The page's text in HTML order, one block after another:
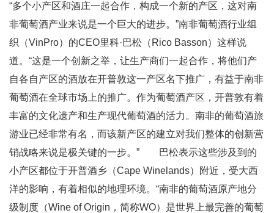
“多个小产区和酒庄一起合作，构成一个新的产区，这对南
非葡萄酒产业来说是一个巨大的进步。”南非葡萄酒行业组
织（VinPro）的CEO里科·巴松（Rico Basson）这样说
道。“这是一个创新之举，让生产商们一起合作，将他们产
自各自产区的酒放在开普敦这一产区名下推广，有益于南非
葡萄酒在全球市场上的推广。作为葡萄酒产区，开普敦有着
丰富的文化遗产和生产现代葡萄酒的活力。南非的葡萄酒旅
游业已经非常有名，而该新产区的建立对我们整体的创新营
销战略来说是极关键的一步。” 巴松表示这些涉及到的
小产区都位于开普酒乡（Cape Winelands）附近，受大西
洋的影响，有着相似的地理环境。“南非的葡萄酒原产地分
级制度（Wine of Origin，简称WO）是世界上最完善的葡萄